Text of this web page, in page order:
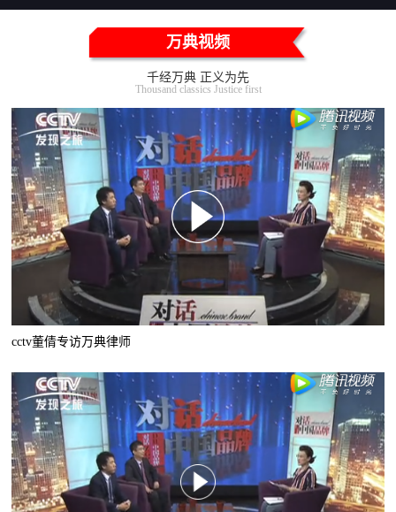
万典视频
千经万典 正义为先
Thousand classics Justice first
cctv董倩专访万典律师